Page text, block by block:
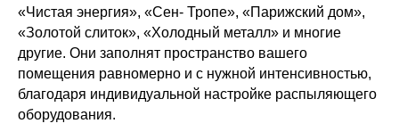
«Чистая энергия», «Сен- Тропе», «Парижский дом»,
«Золотой слиток», «Холодный металл» и многие
другие. Они заполнят пространство вашего
помещения равномерно и с нужной интенсивностью,
благодаря индивидуальной настройке распыляющего
оборудования.